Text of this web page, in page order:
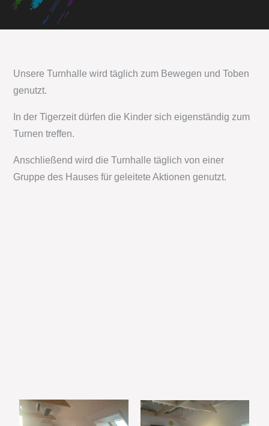
Unsere Turnhalle wird täglich zum Bewegen und Toben
genutzt.
In der Tigerzeit dürfen die Kinder sich eigenständig zum
Turnen treffen.
Anschließend wird die Turnhalle täglich von einer
Gruppe des Hauses für geleitete Aktionen genutzt.